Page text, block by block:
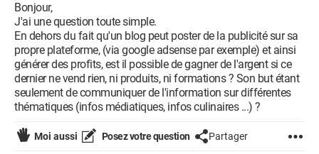
Bonjour,
J'ai une question toute simple.
En dehors du fait qu'un blog peut poster de la publicité sur sa
propre plateforme, (via google adsense par exemple) et ainsi
générer des profits, est il possible de gagner de l'argent si ce
dernier ne vend rien, ni produits, ni formations ? Son but étant
seulement de communiquer de l'information sur différentes
thématiques (infos médiatiques, infos culinaires ...) ?
Moi aussi Posez votre question Partager